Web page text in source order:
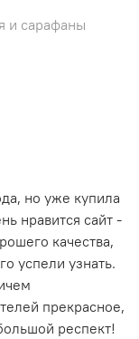
и сарафаны
но уже купила
нравится сайт -
качества,
успели узнать.
прекрасное,
респект!